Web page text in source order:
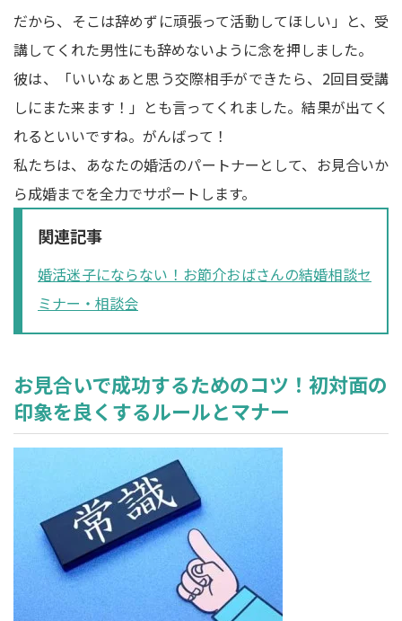
だから、そこは辞めずに頑張って活動してほしい」と、受
講してくれた男性にも辞めないように念を押しました。
彼は、「いいなぁと思う交際相手ができたら、2回目受講
しにまた来ます！」とも言ってくれました。結果が出てく
れるといいですね。がんばって！
私たちは、あなたの婚活のパートナーとして、お見合いか
ら成婚までを全力でサポートします。
関連記事
婚活迷子にならない！お節介おばさんの結婚相談セ
ミナー・相談会
お見合いで成功するためのコツ！初対面の
印象を良くするルールとマナー